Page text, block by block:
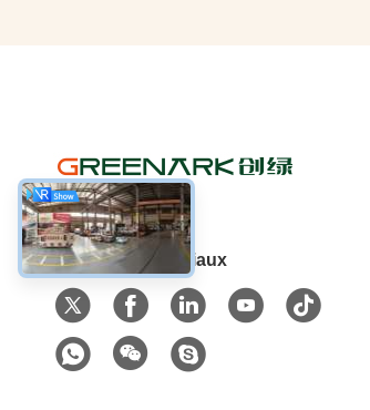
Les réseaux sociaux